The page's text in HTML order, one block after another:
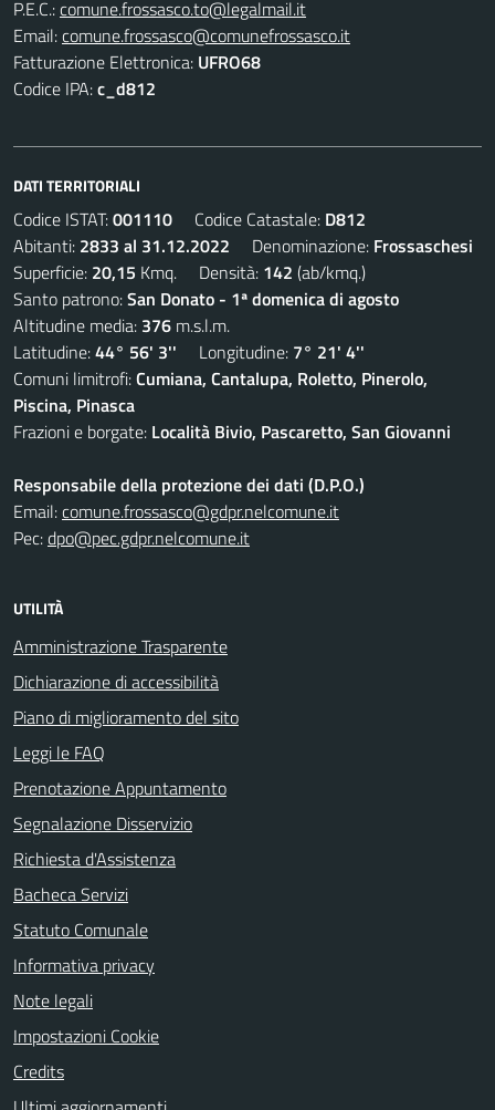
P.E.C.:comune.frossasco.to@legalmail.it
Email:comune.frossasco@comunefrossasco.it
Fatturazione Elettronica: UFRO68
Codice IPA:c_d812
DATI TERRITORIALI
Codice ISTAT:001110 Codice Catastale: D812
Abitanti: 2833 al 31.12.2022 Denominazione: Frossaschesi
Superficie: 20,15 Kmq. Densità: 142 (ab/kmq.)
Santo patrono:San Donato - 1ª domenica di agosto
Altitudine media: 376 m.s.l.m.
Latitudine:44° 56' 3'' Longitudine: 7° 21' 4''
Comuni limitrofi:Cumiana, Cantalupa, Roletto, Pinerolo,
Piscina, Pinasca
Frazioni e borgate: Località Bivio, Pascaretto, San Giovanni
Responsabile della protezione dei dati (D.P.O.)
Email:comune.frossasco@gdpr.nelcomune.it
Pec:dpo@pec.gdpr.nelcomune.it
UTILITÀ
Amministrazione Trasparente
Dichiarazione di accessibilità
Piano di miglioramento del sito
Leggi le FAQ
Prenotazione Appuntamento
Segnalazione Disservizio
Richiesta d'Assistenza
Bacheca Servizi
Statuto Comunale
Informativa privacy
Note legali
Impostazioni Cookie
Credits